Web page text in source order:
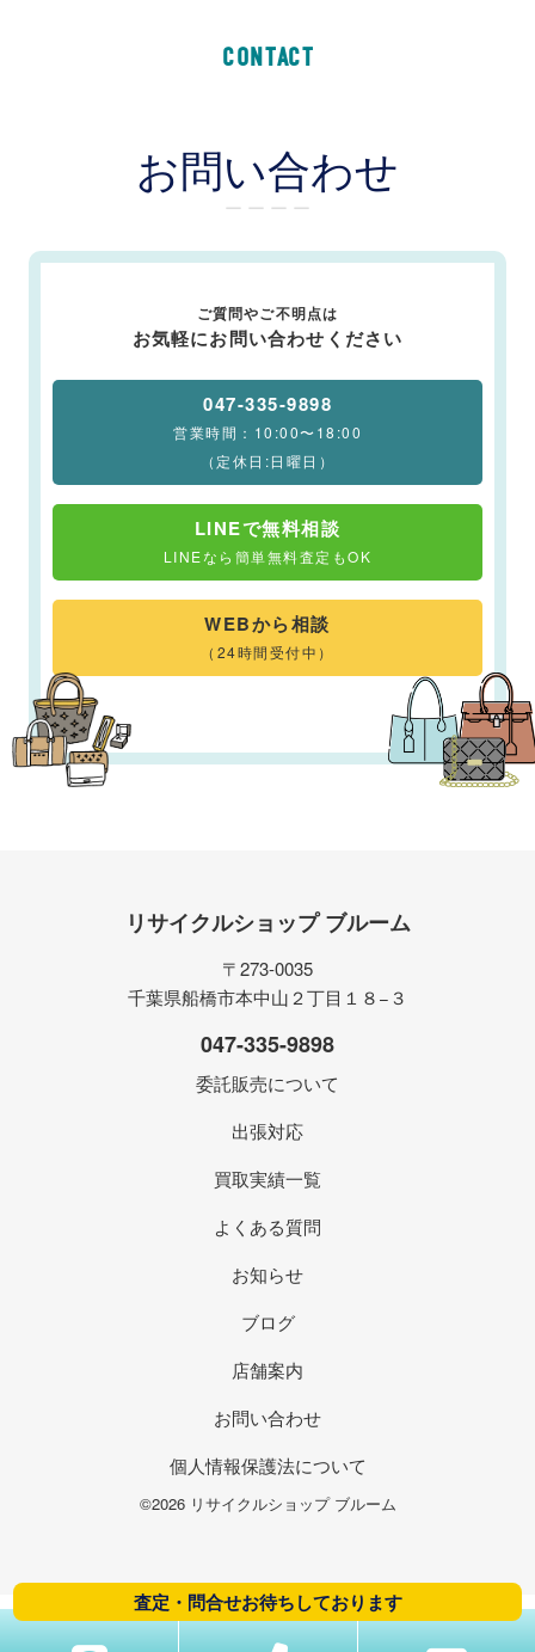
CONTACT
お問い合わせ
ー ー ー ー
ご質問やご不明点は
お気軽にお問い合わせください
047-335-9898
営業時間：10:00〜18:00
（定休日:日曜日）
LINEで無料相談
LINEなら簡単無料査定もOK
WEBから相談
（24時間受付中）
リサイクルショップ ブルーム
〒273-0035
千葉県船橋市本中山２丁目１８−３
047-335-9898
委託販売について
出張対応
買取実績一覧
よくある質問
お知らせ
ブログ
店舗案内
お問い合わせ
個人情報保護法について
©2026 リサイクルショップ ブルーム
査定・問合せお待ちしております